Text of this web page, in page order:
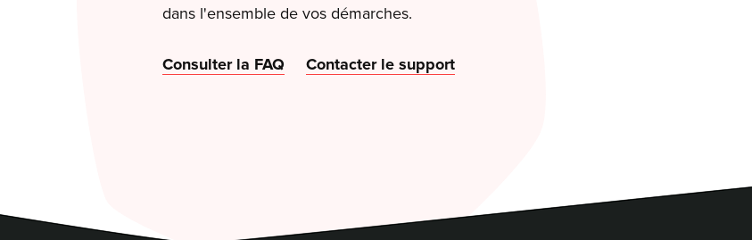
dans l'ensemble de vos démarches.
Consulter la FAQ Contacter le support